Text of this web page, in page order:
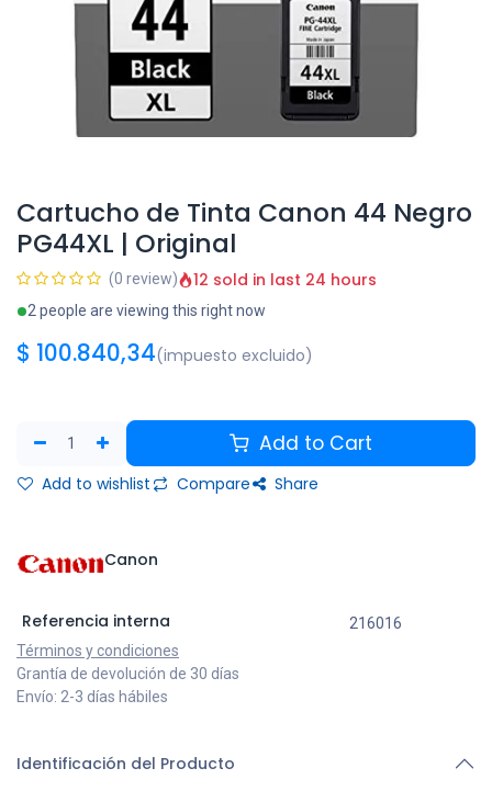
Cartucho de Tinta Canon 44 Negro
PG44XL | Original
(0 review) 12 sold in last 24 hours
2 people are viewing this right now
$ 100.840,34(impuesto excluido)
Add to Cart
Add to wishlist Compare Share
Canon
Referencia interna
216016
Términos y condiciones
Grantía de devolución de 30 días
Envío: 2-3 días hábiles
Identificación del Producto